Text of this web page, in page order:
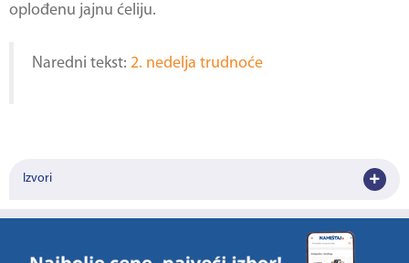
oplođenu jajnu ćeliju.
Naredni tekst: 2. nedelja trudnoće
Izvori